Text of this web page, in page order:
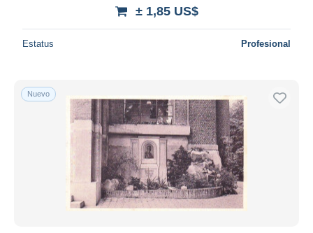
± 1,85 US$
Estatus Profesional
Nuevo